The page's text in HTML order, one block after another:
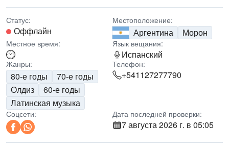
Статус:
Оффлайн
Местоположение:
Аргентина Морон
Местное время: Язык вещания:
Испанский
Жанры:
80-е годы
70-е годы
Олдиз
60-е годы
Латинская музыка
Телефон:
+541127277790
Соцсети: Дата последней проверки:
7 августа 2026 г. в 05:05